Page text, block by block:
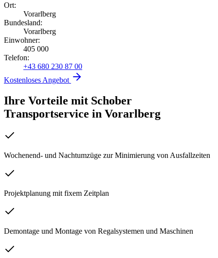
Ort:
Vorarlberg
Bundesland:
Vorarlberg
Einwohner:
405 000
Telefon:
+43 680 230 87 00
Kostenloses Angebot
Ihre Vorteile mit Schober
Transportservice in Vorarlberg
Wochenend- und Nachtumzüge zur Minimierung von Ausfallzeiten
Projektplanung mit fixem Zeitplan
Demontage und Montage von Regalsystemen und Maschinen